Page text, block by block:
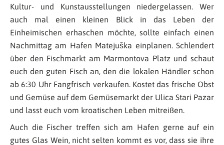
Kultur- und Kunstausstellungen niedergelassen. Wer
auch mal einen kleinen Blick in das Leben der
Einheimischen erhaschen möchte, sollte einfach einen
Nachmittag am Hafen Matejuška einplanen. Schlendert
über den Fischmarkt am Marmontova Platz und schaut
euch den guten Fisch an, den die lokalen Händler schon
ab 6:30 Uhr Fangfrisch verkaufen. Kostet das frische Obst
und Gemüse auf dem Gemüsemarkt der Ulica Stari Pazar
und lasst euch vom kroatischen Leben mitreißen.
Auch die Fischer treffen sich am Hafen gerne auf ein
gutes Glas Wein, nicht selten kommt es vor, dass sie ihre